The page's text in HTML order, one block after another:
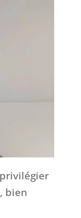
privilégier
bien